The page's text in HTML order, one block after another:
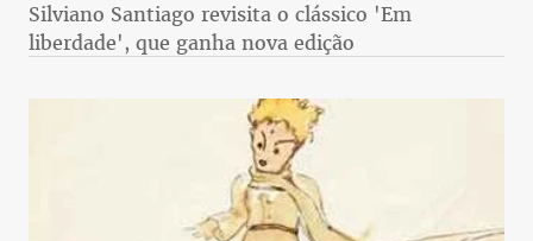
Silviano Santiago revisita o clássico 'Em
liberdade', que ganha nova edição